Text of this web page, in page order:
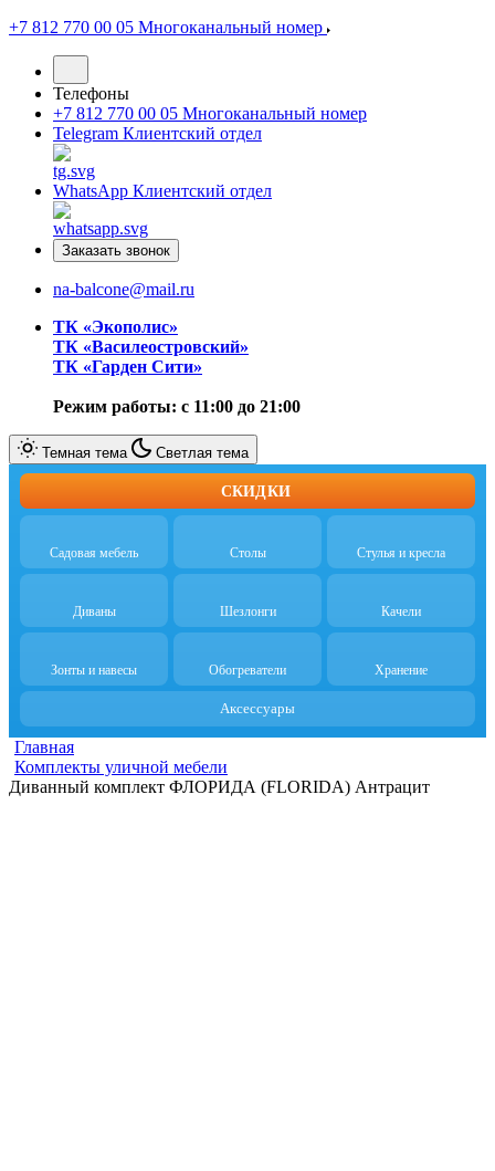
+7 812 770 00 05 Многоканальный номер
Телефоны
+7 812 770 00 05 Многоканальный номер
Telegram Клиентский отдел
WhatsApp Клиентский отдел
Заказать звонок
na-balcone@mail.ru
ТК «Экополис»
ТК «Василеостровский»
ТК «Гарден Сити»
Режим работы: с 11:00 до 21:00
Темная тема Светлая тема
СКИДКИ
Садовая мебель Столы Стулья и кресла
Диваны Шезлонги Качели
Зонты и навесы Обогреватели Хранение
Аксессуары
Главная
Комплекты уличной мебели
Диванный комплект ФЛОРИДА (FLORIDA) Антрацит